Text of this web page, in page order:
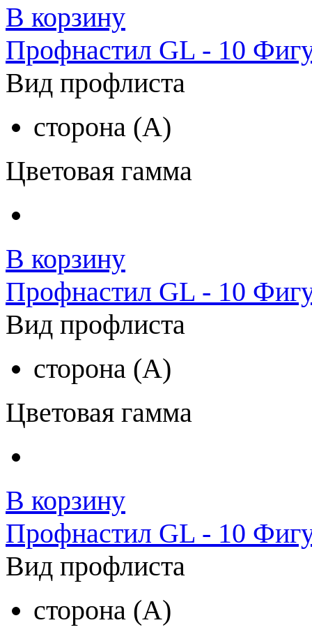
В корзину
Профнастил GL - 10
Вид профлиста
сторона (A)
Цветовая гамма
В корзину
Профнастил GL - 10
Вид профлиста
сторона (A)
Цветовая гамма
В корзину
Профнастил GL - 10
Вид профлиста
сторона (A)